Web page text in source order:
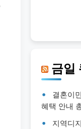
금일
결혼이
혜택 안내
지역디